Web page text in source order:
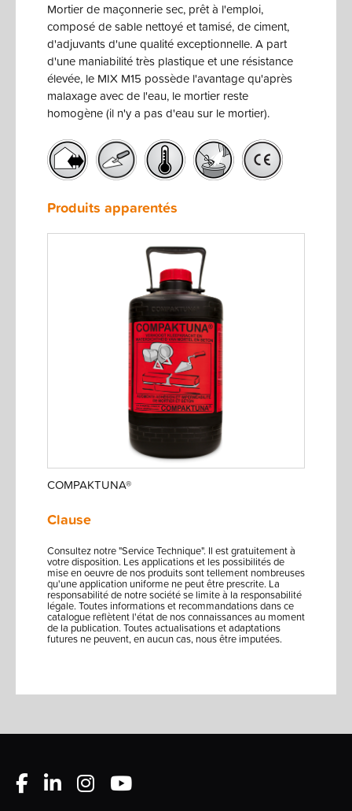
Mortier de maçonnerie sec, prêt à l'emploi,
composé de sable nettoyé et tamisé, de ciment,
d'adjuvants d'une qualité exceptionnelle. A part
d'une maniabilité très plastique et une résistance
élevée, le MIX M15 possède l'avantage qu'après
malaxage avec de l'eau, le mortier reste
homogène (il n'y a pas d'eau sur le mortier).
Produits apparentés
COMPAKTUNA®
Clause
Consultez notre "Service Technique". Il est gratuitement à
votre disposition. Les applications et les possibilités de
mise en oeuvre de nos produits sont tellement nombreuses
qu'une application uniforme ne peut être prescrite. La
responsabilité de notre société se limite à la responsabilité
légale. Toutes informations et recommandations dans ce
catalogue reflètent l'état de nos connaissances au moment
de la publication. Toutes actualisations et adaptations
futures ne peuvent, en aucun cas, nous être imputées.